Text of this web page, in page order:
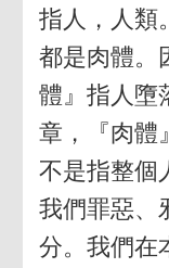
指人，人類
都是肉體。
體』指人墮
章，『肉體
不是指整個
我們罪惡、
分。我們在